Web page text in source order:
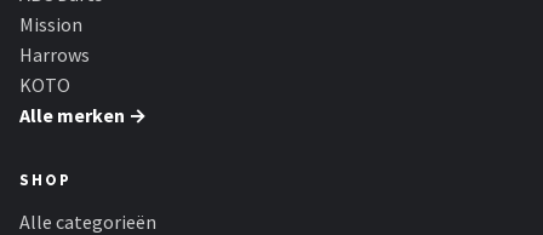
Alle merken →
Mission
Harrows
KOTO
Alle merken →
SHOP
Alle categorieën